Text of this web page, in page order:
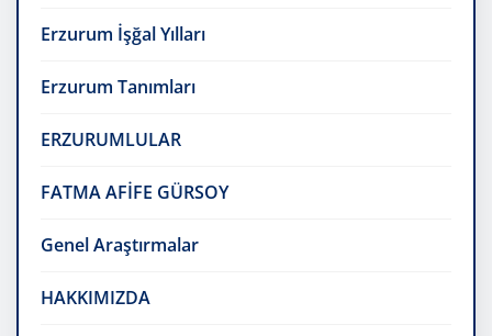
Erzurum İşğal Yılları
Erzurum Tanımları
ERZURUMLULAR
FATMA AFİFE GÜRSOY
Genel Araştırmalar
HAKKIMIZDA